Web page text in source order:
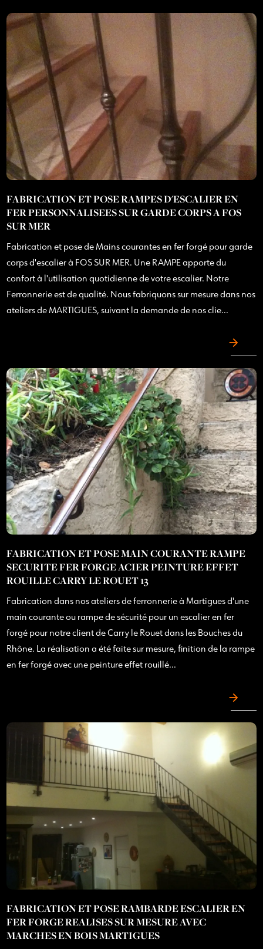
FABRICATION ET POSE RAMPES D'ESCALIER EN
FER PERSONNALISEES SUR GARDE CORPS A FOS
SUR MER
Fabrication et pose de Mains courantes en fer forgé pour garde
corps d'escalier à FOS SUR MER. Une RAMPE apporte du
confort à l'utilisation quotidienne de votre escalier. Notre
Ferronnerie est de qualité. Nous fabriquons sur mesure dans nos
ateliers de MARTIGUES, suivant la demande de nos clie...
FABRICATION ET POSE MAIN COURANTE RAMPE
SECURITE FER FORGE ACIER PEINTURE EFFET
ROUILLE CARRY LE ROUET 13
Fabrication dans nos ateliers de ferronnerie à Martigues d'une
main courante ou rampe de sécurité pour un escalier en fer
forgé pour notre client de Carry le Rouet dans les Bouches du
Rhône. La réalisation a été faite sur mesure, finition de la rampe
en fer forgé avec une peinture effet rouillé...
FABRICATION ET POSE RAMBARDE ESCALIER EN
FER FORGE REALISES SUR MESURE AVEC
MARCHES EN BOIS MARTIGUES